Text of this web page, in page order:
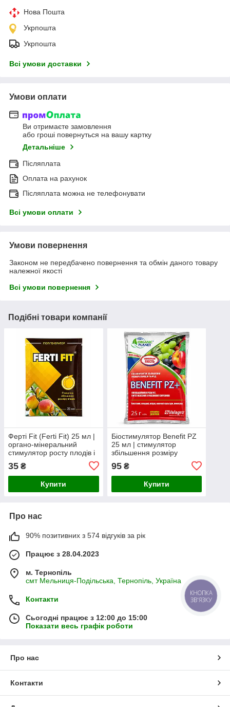
Нова Пошта
Укрпошта
Укрпошта
Всі умови доставки
Умови оплати
Ви отримаєте замовлення
або гроші повернуться на вашу картку
Детальніше
Післяплата
Оплата на рахунок
Післяплата можна не телефонувати
Всі умови оплати
Умови повернення
Законом не передбачено повернення та обмін даного товару
належної якості
Всі умови повернення
Подібні товари компанії
Ферті Fit (Ferti Fit) 25 мл |
органо-мінеральний
стимулятор росту плодів і
рослин
35 ₴
Купити
Біостимулятор Benefit PZ
25 мл | стимулятор
збільшення розміру
покращення якості
продукції
95₴
Купити
Про нас
90% позитивних з 574 відгуків за рік
Працює з 28.04.2023
м. Тернопіль
смт Мельниця-Подільська, Тернопіль, Україна
Контакти
Сьогодні працює з 12:00 до 15:00
Показати весь графік роботи
Про нас
Контакти
КНОПКА
ЗВ'ЯЗКУ